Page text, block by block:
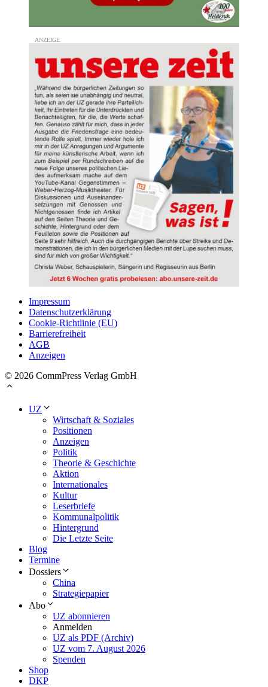
Impressum
Datenschutzerklärung
Cookie-Richtlinie (EU)
Barrierefreiheit
AGB
Anzeigen
© 2026 CommPress Verlag GmbH
UZ
Wirtschaft & Soziales
Positionen
Anzeigen
Politik
Theorie & Geschichte
Aktion
Internationales
Kultur
Leserbriefe
Kommunalpolitik
Hintergrund
Die Letzte Seite
Blog
Termine
Dossiers
China
Strategiepapier
Abo
UZ abonnieren
Anmelden
UZ als PDF (Archiv)
UZ vom 7. August 2026
Spenden
Shop
DKP